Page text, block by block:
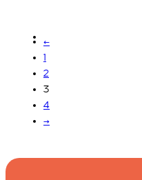
←
1
2
3
4
→